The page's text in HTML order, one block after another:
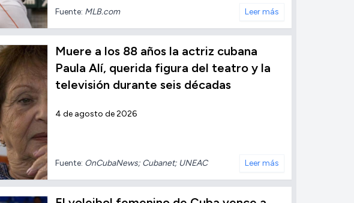
Fuente: MLB.com Leer más
Muere a los 88 años la actriz cubana
Paula Alí, querida figura del teatro y la
televisión durante seis décadas
4 de agosto de 2026
Fuente: OnCubaNews; Cubanet; UNEAC Leer más